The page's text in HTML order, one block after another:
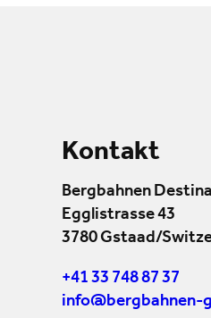
Kontakt
Bergbahnen
Egglistrasse 43
3780 Gstaad/
+41 33 748 87 37
info@bergbahnen-